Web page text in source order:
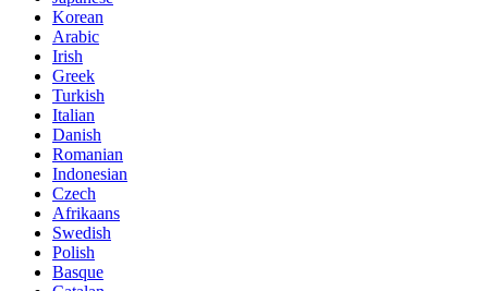
Korean
Arabic
Irish
Greek
Turkish
Italian
Danish
Romanian
Indonesian
Czech
Afrikaans
Swedish
Polish
Basque